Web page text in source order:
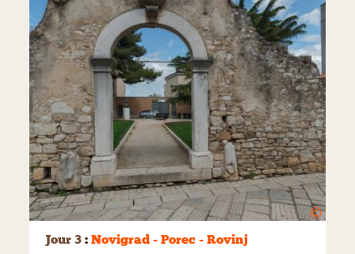
©
Jour 3 : Novigrad - Porec - Rovinj